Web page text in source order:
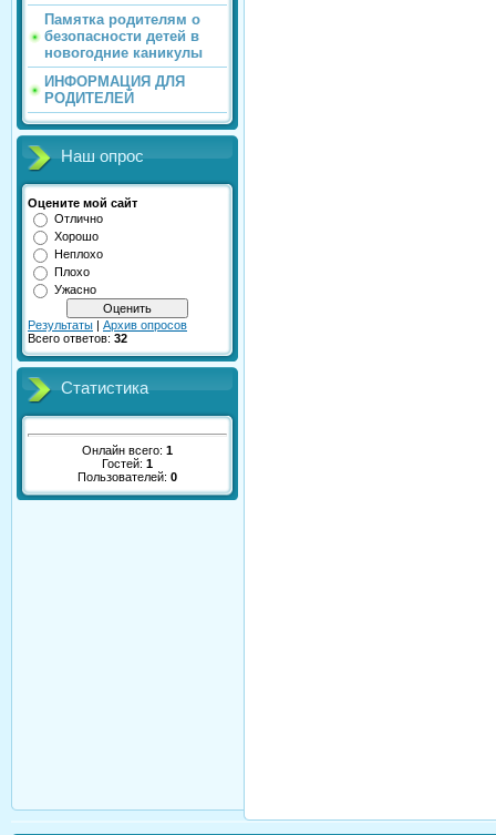
Памятка родителям о
безопасности детей в
новогодние каникулы
ИНФОРМАЦИЯ ДЛЯ
РОДИТЕЛЕЙ
Наш опрос
Оцените мой сайт
Отлично
Хорошо
Неплохо
Плохо
Ужасно
Результаты | Архив опросов
Всего ответов: 32
Статистика
Онлайн всего: 1
Гостей: 1
Пользователей: 0